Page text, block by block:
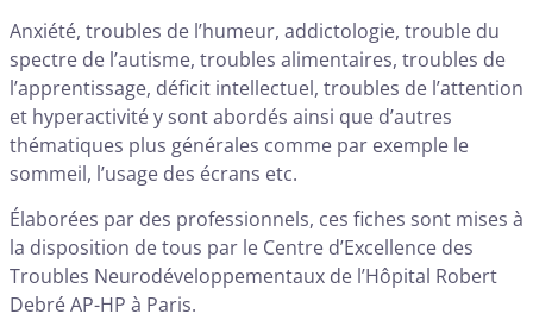
Anxiété, troubles de l’humeur, addictologie, trouble du
spectre de l’autisme, troubles alimentaires, troubles de
l’apprentissage, déficit intellectuel, troubles de l’attention
et hyperactivité y sont abordés ainsi que d’autres
thématiques plus générales comme par exemple le
sommeil, l’usage des écrans etc.
Élaborées par des professionnels, ces fiches sont mises à
la disposition de tous par le Centre d’Excellence des
Troubles Neurodéveloppementaux de l’Hôpital Robert
Debré AP-HP à Paris.